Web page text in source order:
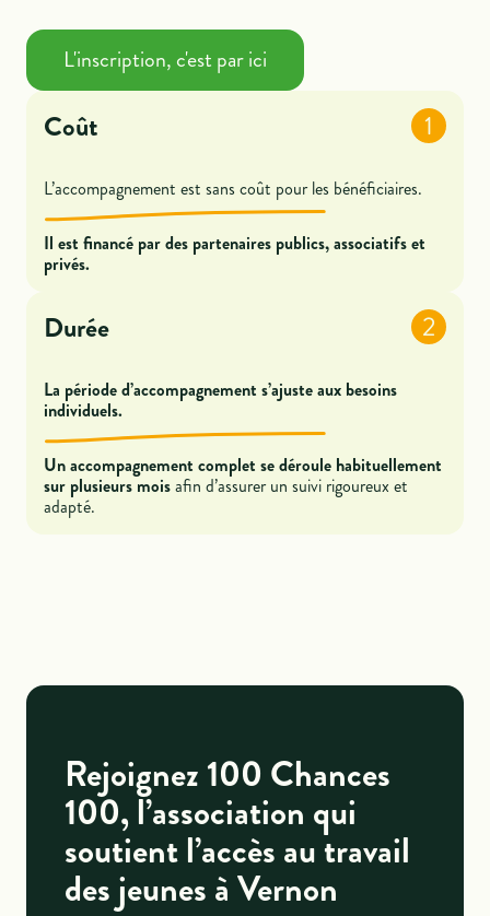
L'inscription, c'est par ici
Coût 1
L’accompagnement est sans coût pour les bénéficiaires.
Il est financé par des partenaires publics, associatifs et
privés.
Durée 2
La période d’accompagnement s’ajuste aux besoins
individuels.
Un accompagnement complet se déroule habituellement
sur plusieurs moisafin d’assurer un suivi rigoureux et
adapté.
Rejoignez 100 Chances
100, l’association qui
soutient l’accès au travail
des jeunes à Vernon